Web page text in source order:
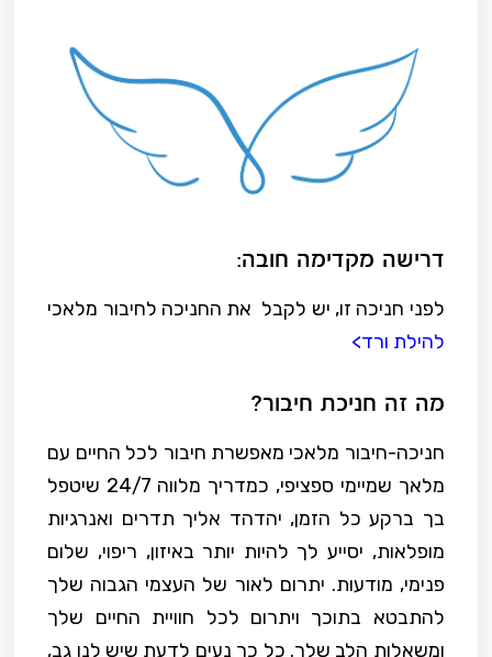
דרישה מקדימה חובה:
לפני חניכה זו, יש לקבל את החניכה לחיבור מלאכי
להילת ורד>
מה זה חניכת חיבור?
חניכה-חיבור מלאכי מאפשרת חיבור לכל החיים עם
מלאך שמיימי ספציפי, כמדריך מלווה 24/7 שיטפל
בך ברקע כל הזמן, יהדהד אליך תדרים ואנרגיות
מופלאות, יסייע לך להיות יותר באיזון, ריפוי, שלום
פנימי, מודעות. יתרום לאור של העצמי הגבוה שלך
להתבטא בתוכך ויתרום לכל חוויית החיים שלך
ומשאלות הלב שלך. כל כך נעים לדעת שיש לנו גב,